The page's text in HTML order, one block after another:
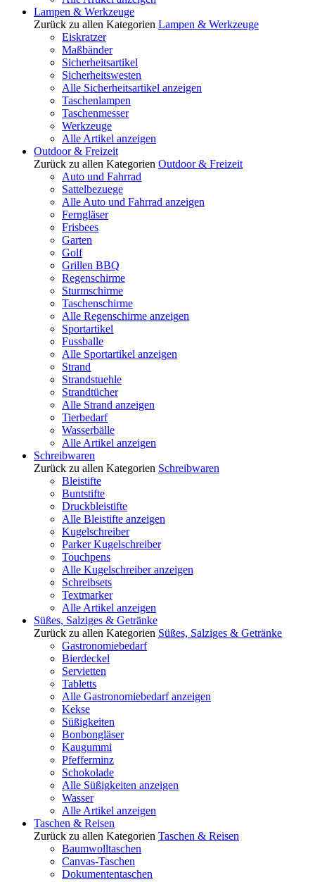
Lampen & Werkzeuge
Zurück zu allen Kategorien Lampen & Werkzeuge
Eiskratzer
Maßbänder
Sicherheitsartikel
Sicherheitswesten
Alle Sicherheitsartikel anzeigen
Taschenlampen
Taschenmesser
Werkzeuge
Alle Artikel anzeigen
Outdoor & Freizeit
Zurück zu allen Kategorien Outdoor & Freizeit
Auto und Fahrrad
Sattelbezuege
Alle Auto und Fahrrad anzeigen
Ferngläser
Frisbees
Garten
Golf
Grillen BBQ
Regenschirme
Sturmschirme
Taschenschirme
Alle Regenschirme anzeigen
Sportartikel
Fussballe
Alle Sportartikel anzeigen
Strand
Strandstuehle
Strandtücher
Alle Strand anzeigen
Tierbedarf
Wasserbälle
Alle Artikel anzeigen
Schreibwaren
Zurück zu allen Kategorien Schreibwaren
Bleistifte
Buntstifte
Druckbleistifte
Alle Bleistifte anzeigen
Kugelschreiber
Parker Kugelschreiber
Touchpens
Alle Kugelschreiber anzeigen
Schreibsets
Textmarker
Alle Artikel anzeigen
Süßes, Salziges & Getränke
Zurück zu allen Kategorien Süßes, Salziges & Getränke
Gastronomiebedarf
Bierdeckel
Servietten
Tabletts
Alle Gastronomiebedarf anzeigen
Kekse
Süßigkeiten
Bonbongläser
Kaugummi
Pfefferminz
Schokolade
Alle Süßigkeiten anzeigen
Wasser
Alle Artikel anzeigen
Taschen & Reisen
Zurück zu allen Kategorien Taschen & Reisen
Baumwolltaschen
Canvas-Taschen
Dokumententaschen